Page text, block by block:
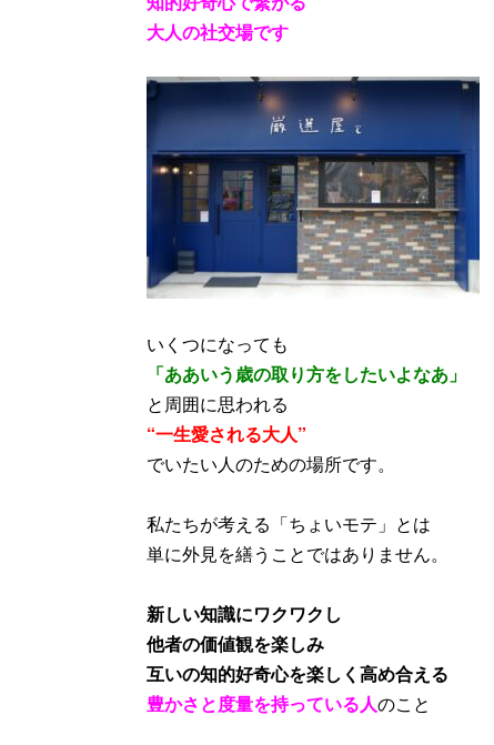
大人の社交場です
いくつになっても
「ああいう歳の取り方をしたいよなあ」
と周囲に思われる
“一生愛される大人”
でいたい人のための場所です。
私たちが考える「ちょいモテ」とは
単に外見を繕うことではありません。
新しい知識にワクワクし
他者の価値観を楽しみ
互いの知的好奇心を楽しく高め合える
豊かさと度量を持っている人のこと